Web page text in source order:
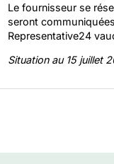
Le fournisseur se
seront
Representative24
Situation au 15 juillet